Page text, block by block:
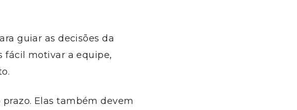
guiar as decisões da
fácil motivar a equipe,
Elas também devem